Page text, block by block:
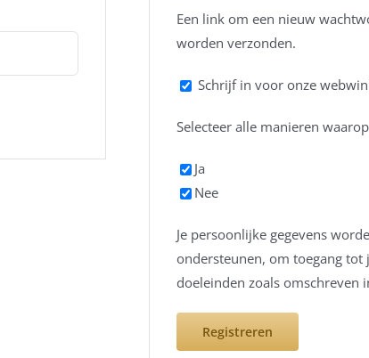
Een link om een nieuw
worden verzonden.
Schrijf in voor onze
Selecteer alle manieren
Ja
Nee
Je persoonlijke gegevens
ondersteunen, om toegang tot
doeleinden zoals omschreven
Registreren